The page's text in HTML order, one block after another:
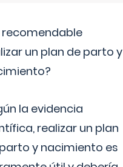
recomendable
un plan de parto y
la evidencia
realizar un plan
y nacimiento es